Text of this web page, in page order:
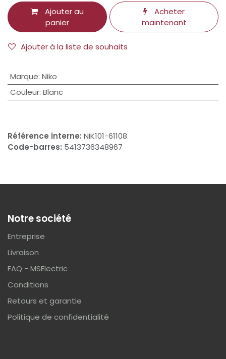
Ajouter au
panier
Acheter
maintenant
Ajouter à la liste de souhaits
Marque: Niko
Couleur: Blanc
Référence interne: NIK101-61108
Code-barres: 5413736348967
Notre société
Entreprise
Livraison
FAQ - MSElectric
Conditions
Retours et garantie
Politique de confidentialité